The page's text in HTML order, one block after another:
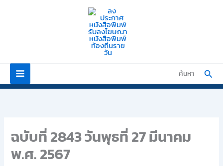
ค้นหา
ฉบับที่ 2843 วันพุธที่ 27 มีนาคม
พ.ศ. 2567